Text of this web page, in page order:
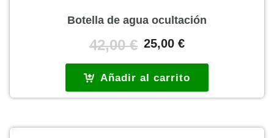
Botella de agua ocultación
42,00€ El
original
era:
42,00 €.
25,00 €El
actual
es:
25,00 €.
Añadir al carrito